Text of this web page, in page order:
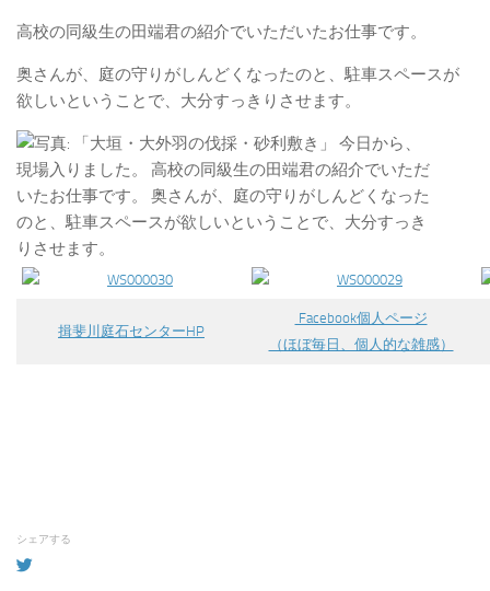
高校の同級生の田端君の紹介でいただいたお仕事です。
奥さんが、庭の守りがしんどくなったのと、駐車スペースが
欲しいということで、大分すっきりさせます。
揖斐川庭石センターHP
Facebook個人ページ
（ほぼ毎日、個人的な雑感）
シェアする